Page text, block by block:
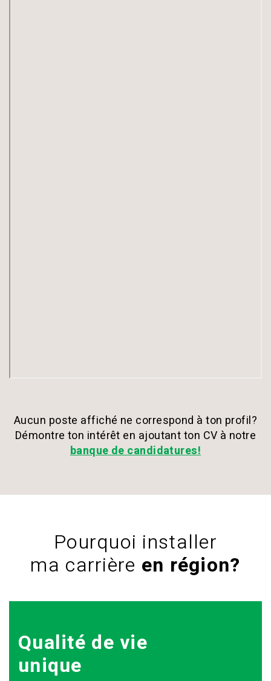
Aucun poste affiché ne correspond à ton profil?
Démontre ton intérêt en ajoutant ton CV à notre
banque de candidatures!
Pourquoi installer
ma carrière en région?
Qualité de vie
unique